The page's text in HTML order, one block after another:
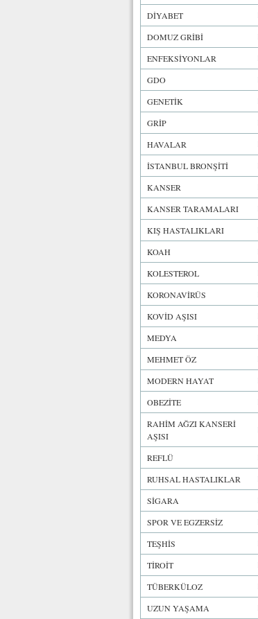
DİYABET
DOMUZ GRİBİ
ENFEKSİYONLAR
GDO
GENETİK
GRİP
HAVALAR
İSTANBUL BRONŞİTİ
KANSER
KANSER TARAMALARI
KIŞ HASTALIKLARI
KOAH
KOLESTEROL
KORONAVİRÜS
KOVİD AŞISI
MEDYA
MEHMET ÖZ
MODERN HAYAT
OBEZİTE
RAHİM AĞZI KANSERİ
AŞISI
REFLÜ
RUHSAL HASTALIKLAR
SİGARA
SPOR VE EGZERSİZ
TEŞHİS
TİROİT
TÜBERKÜLOZ
UZUN YAŞAMA